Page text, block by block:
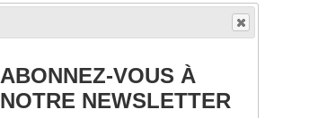
ABONNEZ-VOUS À
NOTRE NEWSLETTER